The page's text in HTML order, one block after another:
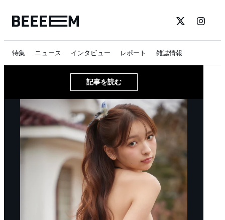
特集 ニュース インタビュー レポート 雑誌情報
記事を読む